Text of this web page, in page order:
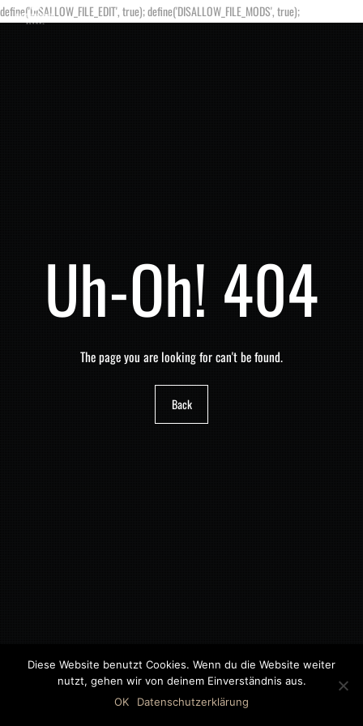
define('DISALLOW_FILE_EDIT', true); define('DISALLOW_FILE_MODS', true);
Uh-Oh! 404
The page you are looking for can't be found.
Back
©2018 MWB – MOTORWAGEN BERNAU GMBH
Diese Website benutzt Cookies. Wenn du die Website weiter
nutzt, gehen wir von deinem Einverständnis aus.
OK
Datenschutzerklärung